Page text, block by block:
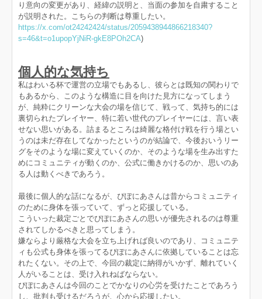
り意向の変更があり、経緯の説明と、当面の参加を自粛すること
が説明された。こちらの判断は尊重したい。
https://x.com/ot24242424/status/2059438944866218340?
s=46&t=o1upopYjNiR-gkE8POh2CA)
個人的な気持ち
私はわいる杯で運営の立場でもあるし、彼らとは既知の関わりで
もあるから、このような構造に目を向けた見方になってしまう
が、純粋にクリーンな大会の場を信じて、戦って、気持ち的には
裏切られたプレイヤー、特に若い世代のプレイヤーには、言い表
せない思いがある。詰まるところは綺麗な格付け戦を行う場とい
うのは未だ存在してなかったというのが結論で、今後おいうリー
グをそのような場に変えていくのか、そのような場を生み出すた
めにコミュニティが動くのか、公式に働きかけるのか、思いのあ
る人は動くべきであろう。
最後に個人的な話になるが、ぴぽにあさんは昔からコミュニティ
のために身体を張っていて、ずっと応援している。
こういった裁定ごとでぴぽにあさんの思いが優先されるのは尊重
されてしかるべきと思ってしまう。
嫌ならより厳格な大会を立ち上げれば良いのであり、コミュニテ
ィも公式も身体を張ってるぴぽにあさんに依拠していることは忘
れたくない。その上で、今回の裁定に納得がいかず、離れていく
人がいることは、受け入れねばならない。
ぴぽにあさんは今回のことでかなりの心労を受けたことであろう
し、批判も受けるだろうが、心から応援したい。